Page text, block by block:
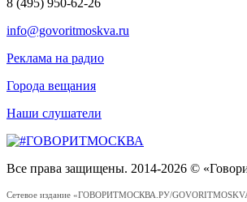
info@govoritmoskva.ru
Реклама на радио
Города вещания
Наши слушатели
Все права защищены. 2014-2026 ©
Сетевое издание «ГОВОРИТМОСКВА.РУ/